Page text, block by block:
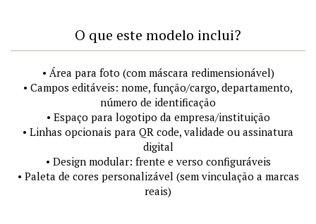
O que este modelo inclui?
• Área para foto (com máscara redimensionável)
• Campos editáveis: nome, função/cargo, departamento,
número de identificação
• Espaço para logotipo da empresa/instituição
• Linhas opcionais para QR code, validade ou assinatura
digital
• Design modular: frente e verso configuráveis
• Paleta de cores personalizável (sem vinculação a marcas
reais)